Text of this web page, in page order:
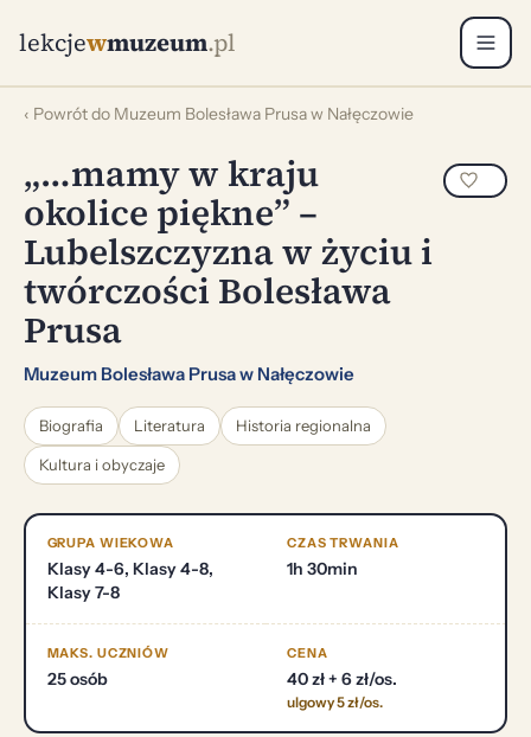
lekcjewmuzeum.pl
‹ Powrót do Muzeum Bolesława Prusa w Nałęczowie
„…mamy w kraju
okolice piękne” –
Lubelszczyzna w życiu i
twórczości Bolesława
Prusa
Muzeum Bolesława Prusa w Nałęczowie
Biografia Literatura Historia regionalna
Kultura i obyczaje
GRUPA WIEKOWA
Klasy 4-6, Klasy 4-8,
Klasy 7-8
CZAS TRWANIA
1h 30min
MAKS. UCZNIÓW
25 osób
CENA
40 zł + 6 zł/os.
ulgowy 5 zł/os.